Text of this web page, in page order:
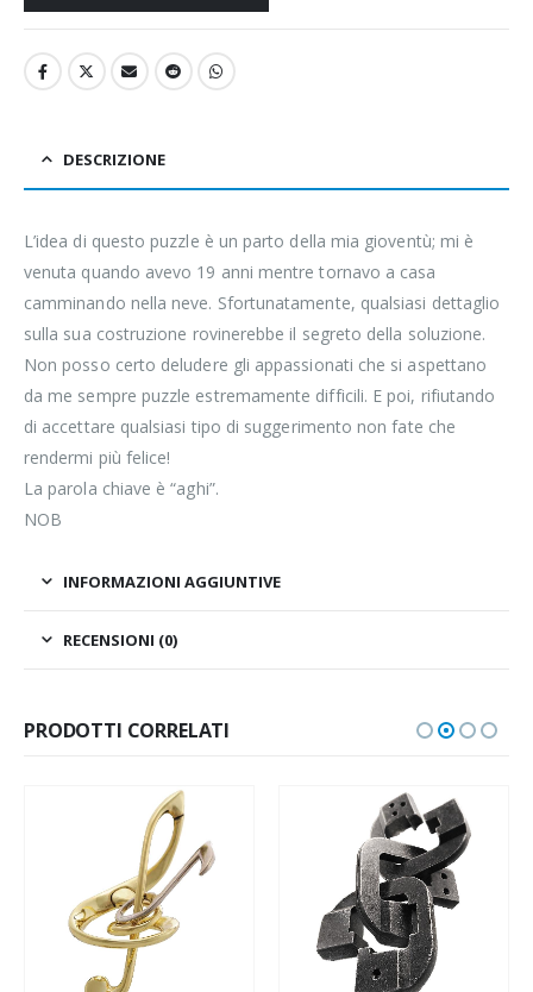
DESCRIZIONE
L’idea di questo puzzle è un parto della mia gioventù; mi è
venuta quando avevo 19 anni mentre tornavo a casa
camminando nella neve. Sfortunatamente, qualsiasi dettaglio
sulla sua costruzione rovinerebbe il segreto della soluzione.
Non posso certo deludere gli appassionati che si aspettano
da me sempre puzzle estremamente difficili. E poi, rifiutando
di accettare qualsiasi tipo di suggerimento non fate che
rendermi più felice!
La parola chiave è “aghi”.
NOB
INFORMAZIONI AGGIUNTIVE
RECENSIONI (0)
PRODOTTI CORRELATI